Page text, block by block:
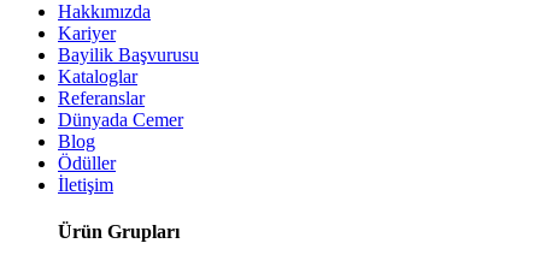
Hakkımızda
Kariyer
Bayilik Başvurusu
Kataloglar
Referanslar
Dünyada Cemer
Blog
Ödüller
İletişim
Ürün Grupları